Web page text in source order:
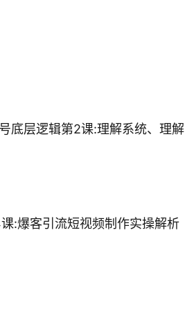
底层逻辑第2课:理解系统、理解
:爆客引流短视频制作实操解析